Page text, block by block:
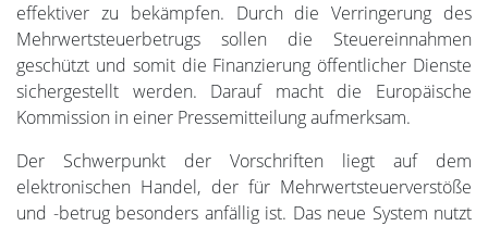
effektiver zu bekämpfen. Durch die Verringerung des
Mehrwertsteuerbetrugs sollen die Steuereinnahmen
geschützt und somit die Finanzierung öffentlicher Dienste
sichergestellt werden. Darauf macht die Europäische
Kommission in einer Pressemitteilung aufmerksam.
Der Schwerpunkt der Vorschriften liegt auf dem
elektronischen Handel, der für Mehrwertsteuerverstöße
und -betrug besonders anfällig ist. Das neue System nutzt